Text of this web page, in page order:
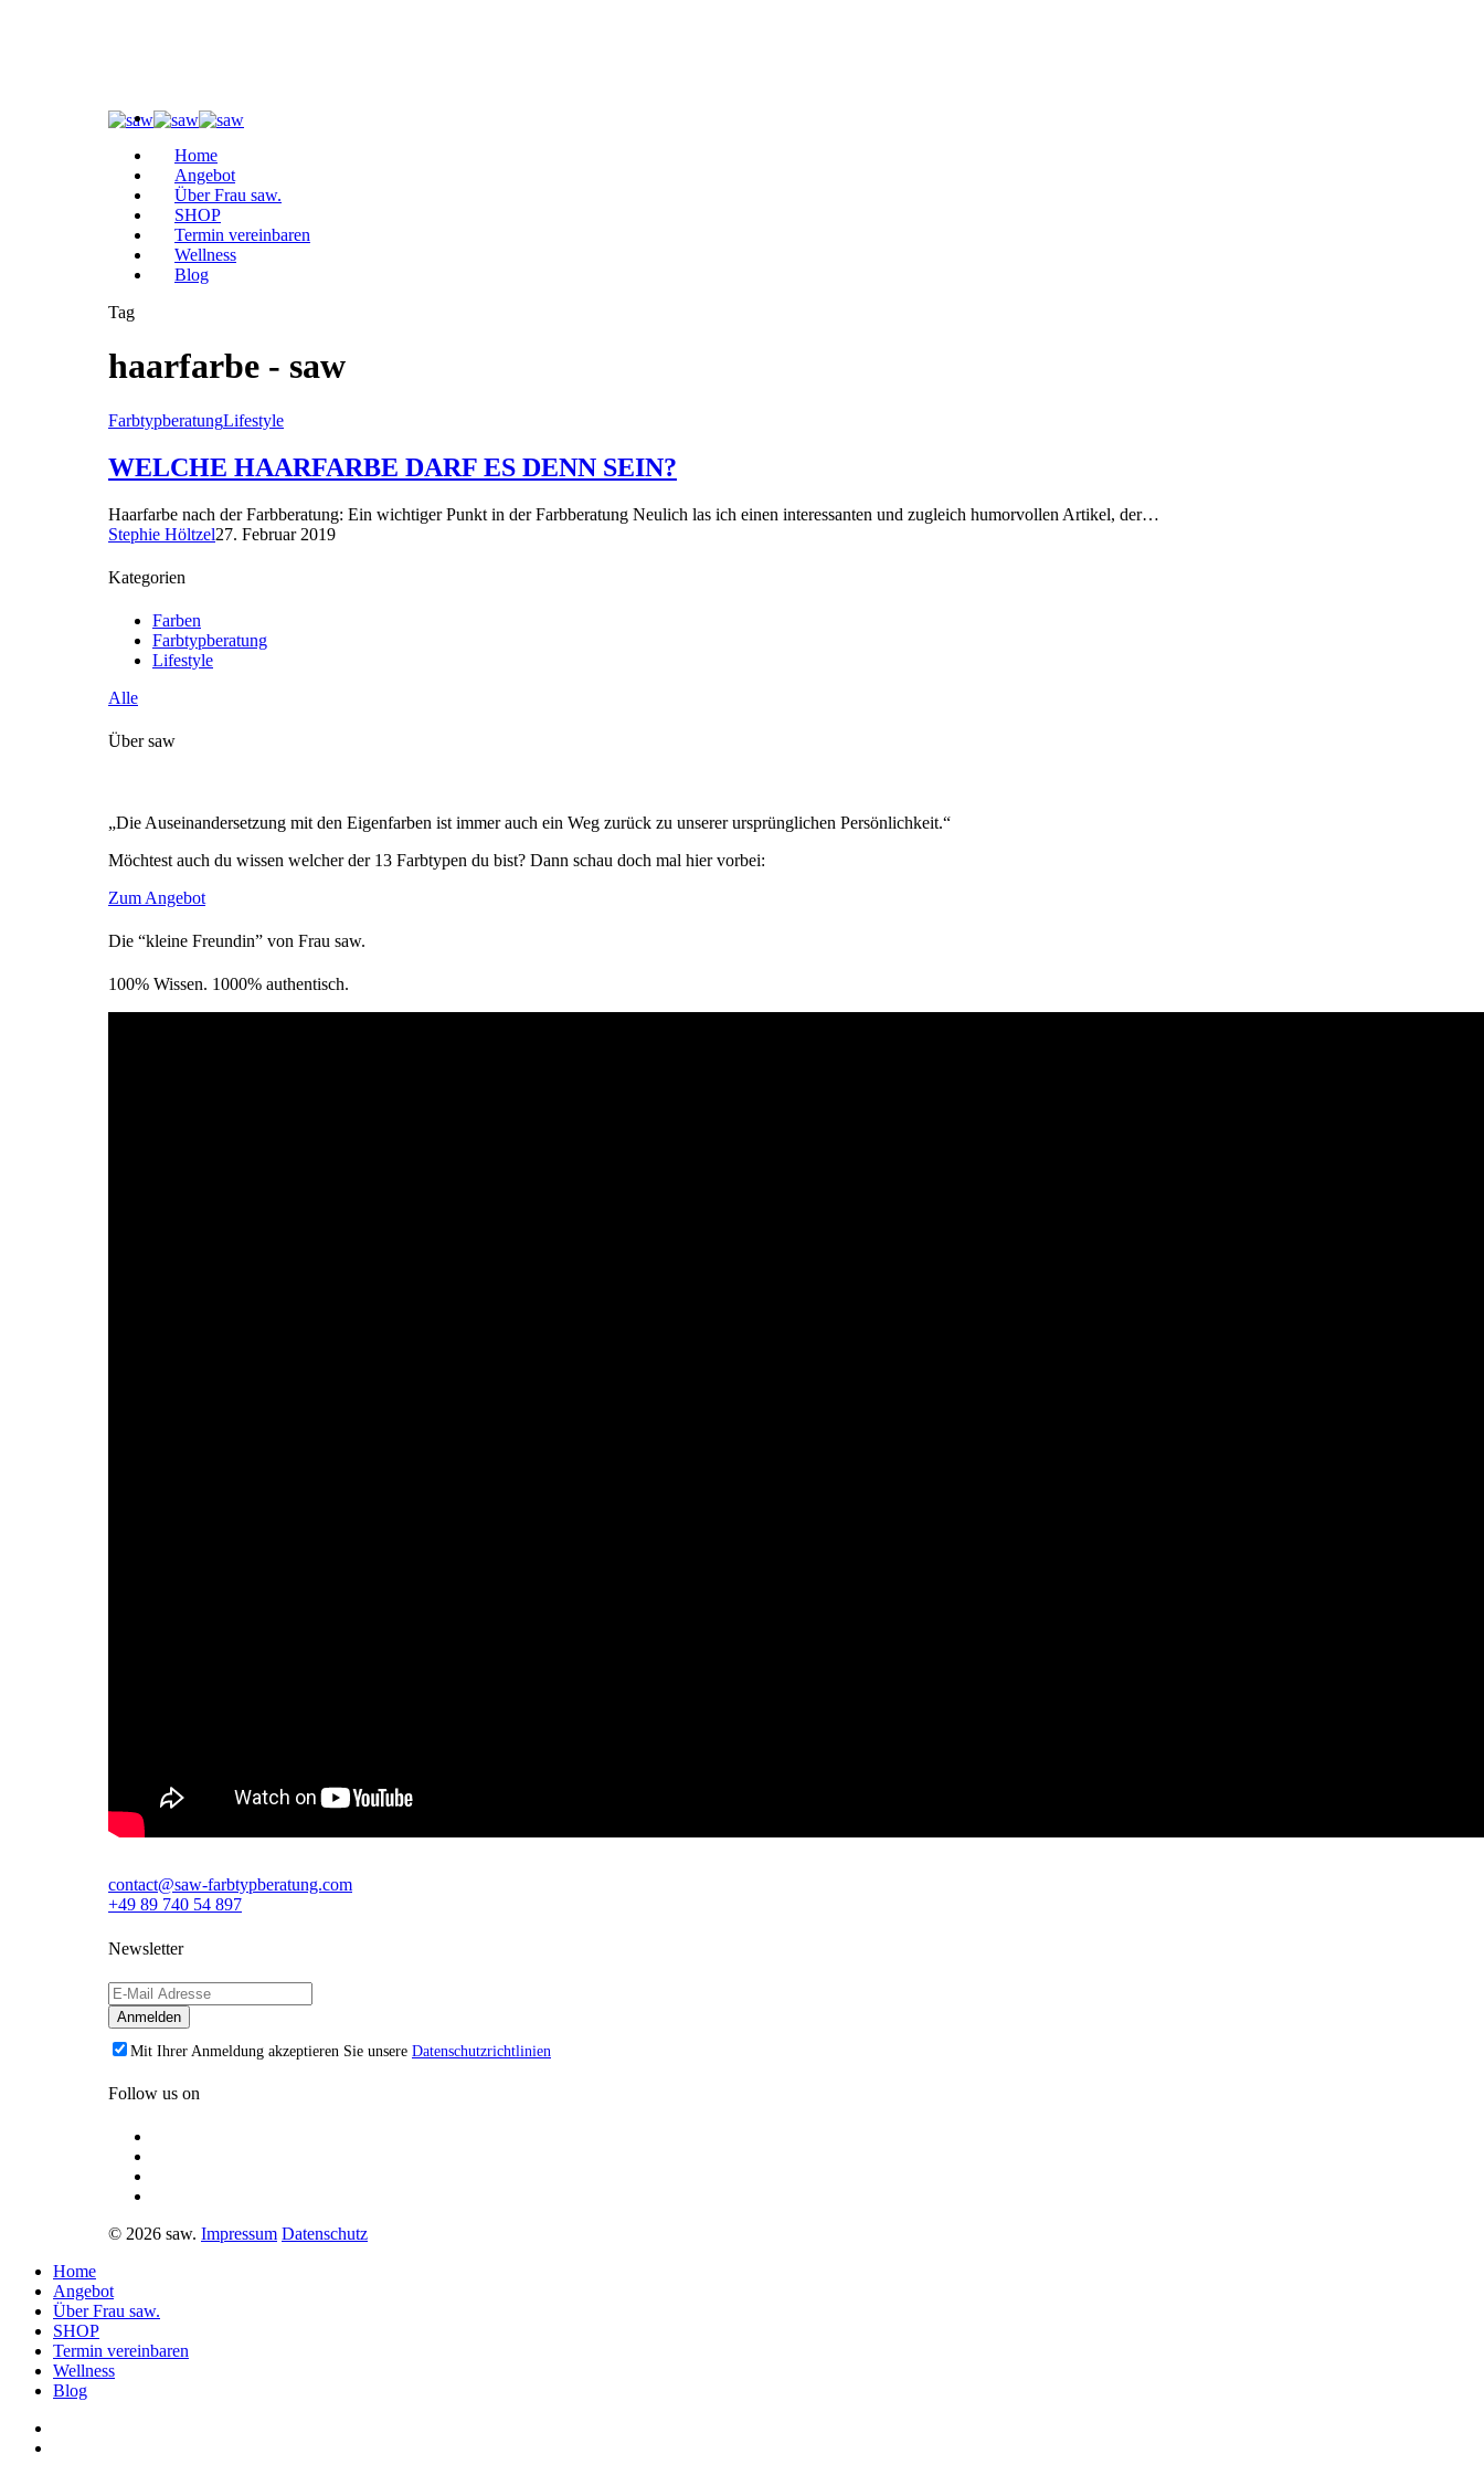
Home
Angebot
Über Frau saw.
SHOP
Termin vereinbaren
Wellness
Blog
Tag
haarfarbe - saw
FarbtypberatungLifestyle
WELCHE HAARFARBE DARF ES DENN SEIN?
Haarfarbe nach der Farbberatung: Ein wichtiger Punkt in der Farbberatung Neulich las ich einen interessanten und zugleich humorvollen Artikel, der…
Stephie Höltzel27. Februar 2019
Kategorien
Farben
Farbtypberatung
Lifestyle
Alle
Über saw
„Die Auseinandersetzung mit den Eigenfarben ist immer auch ein Weg zurück zu unserer ursprünglichen Persönlichkeit.“
Möchtest auch du wissen welcher der 13 Farbtypen du bist? Dann schau doch mal hier vorbei:
Zum Angebot
Die “kleine Freundin” von Frau saw.
100% Wissen. 1000% authentisch.
contact@saw-farbtypberatung.com
+49 89 740 54 897
Newsletter
Mit Ihrer Anmeldung akzeptieren Sie unsere Datenschutzrichtlinien
Follow us on
© 2026 saw. Impressum Datenschutz
Home
Angebot
Über Frau saw.
SHOP
Termin vereinbaren
Wellness
Blog